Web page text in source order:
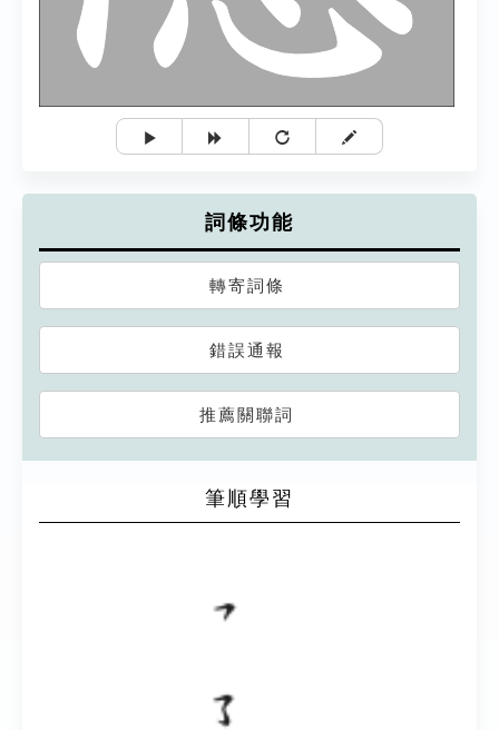
詞條功能
轉寄詞條
錯誤通報
推薦關聯詞
筆順學習